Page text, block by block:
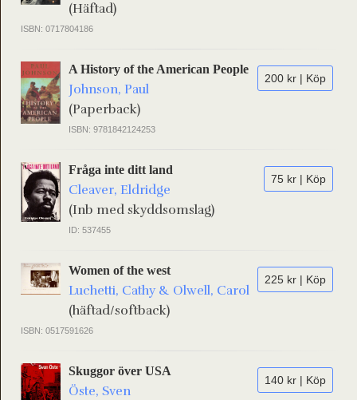
(Häftad)
ISBN: 0717804186
200 kr | Köp
A History of the American People
Johnson, Paul
(Paperback)
ISBN: 9781842124253
75 kr | Köp
Fråga inte ditt land
Cleaver, Eldridge
(Inb med skyddsomslag)
ID: 537455
225 kr | Köp
Women of the west
Luchetti, Cathy & Olwell, Carol
(häftad/softback)
ISBN: 0517591626
140 kr | Köp
Skuggor över USA
Öste, Sven